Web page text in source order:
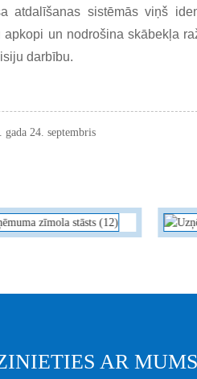
atdalīšanas sistēmās viņš
apkopi un nodrošina skābekļa
darbību.
gada 24. septembris
AR MUMS